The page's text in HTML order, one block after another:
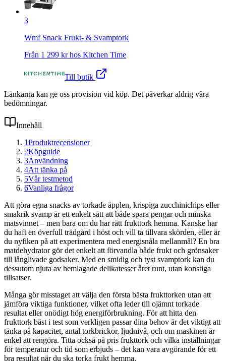
3
Wmf Snack Frukt- & Svamptork
Från 1 299 kr hos Kitchen Time
Till butik
Länkarna kan ge oss provision vid köp. Det påverkar aldrig våra
bedömningar.
Innehåll
1Produktrecensioner
2Köpguide
3Användning
4Att tänka på
5Vår testmetod
6Vanliga frågor
Att göra egna snacks av torkade äpplen, krispiga zucchinichips eller
smakrik svamp är ett enkelt sätt att både spara pengar och minska
matsvinnet – men bara om du har rätt frukttork hemma. Kanske har
du haft en överfull trädgård i höst och vill ta tillvara skörden, eller är
du nyfiken på att experimentera med energisnåla mellanmål? En bra
matdehydrator gör det enkelt att förvandla både frukt och grönsaker
till långlivade godsaker. Med en smidig och tyst svamptork kan du
dessutom njuta av hemlagade delikatesser året runt, utan konstiga
tillsatser.
Många gör misstaget att välja den första bästa frukttorken utan att
jämföra viktiga funktioner, vilket ofta leder till ojämnt torkade
resultat eller onödigt hög energiförbrukning. För att hitta den
frukttork bäst i test som verkligen passar dina behov är det viktigt att
tänka på kapacitet, antal torkbrickor, ljudnivå, och om maskinen är
enkel att rengöra. Titta också på pris frukttork och vilka inställningar
för temperatur och tid som erbjuds – det kan vara avgörande för ett
bra resultat när du ska torka frukt hemma.